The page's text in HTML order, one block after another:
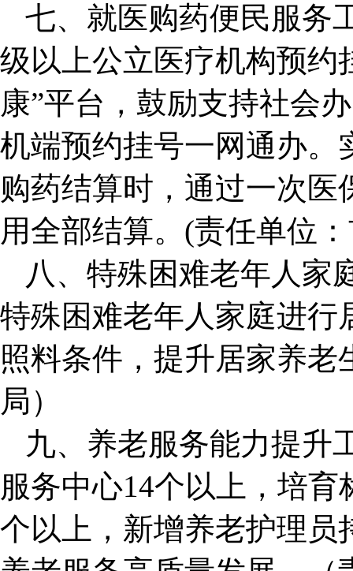
七、就医购药便民服务
级以上公立医疗机构预约
康”平台，鼓励支持社会
机端预约挂号一网通办。
购药结算时，通过一次
用全部结算。(责任单位
八、特殊困难老年人家
特殊困难老年人家庭进行
照料条件，提升居家养
局）
九、养老服务能力提升
服务中心14个以上，培
个以上，新增养老护理员